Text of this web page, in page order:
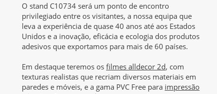
O stand C10734 será um ponto de encontro
privilegiado entre os visitantes, a nossa equipa que
leva a experiência de quase 40 anos até aos Estados
Unidos e a inovação, eficácia e ecologia dos produtos
adesivos que exportamos para mais de 60 países.
Em destaque teremos os filmes alldecor 2d, com
texturas realistas que recriam diversos materiais em
paredes e móveis, e a gama PVC Free para impressão